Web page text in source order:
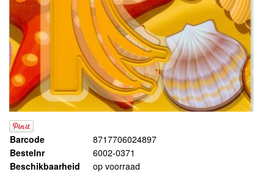
Barcode
8717706024897
Bestelnr
6002-0371
Beschikbaarheid
op voorraad